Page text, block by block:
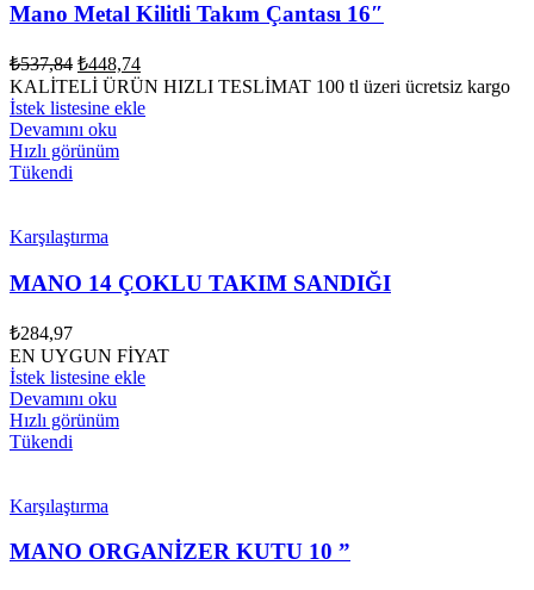
Mano Metal Kilitli Takım Çantası 16″
₺537,84 Orijinal
fiyat:
₺537,84.
₺448,74
andaki
fiyat:
KALİTELİ ÜRÜN HIZLI TESLİMAT 100 tl üzeri ücretsiz kargo
İstek listesine ekle
Devamını oku
Hızlı görünüm
Tükendi
Karşılaştırma
MANO 14 ÇOKLU TAKIM SANDIĞI
₺284,97
EN UYGUN FİYAT
İstek listesine ekle
Devamını oku
Hızlı görünüm
Tükendi
Karşılaştırma
MANO ORGANİZER KUTU 10 ”